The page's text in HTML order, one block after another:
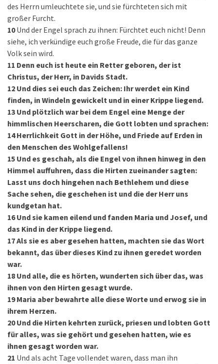
des Herrn umleuchtete sie, und sie fürchteten sich mit
großer Furcht.
10 Und der Engel sprach zu ihnen: Fürchtet euch nicht! Denn
siehe, ich verkündige euch große Freude, die für das ganze
Volk sein wird.
11 Denn euch ist heute ein Retter geboren, der ist
Christus, der Herr, in Davids Stadt.
12 Und dies sei euch das Zeichen: Ihr werdet ein Kind
finden, in Windeln gewickelt und in einer Krippe liegend.
13 Und plötzlich war bei dem Engel eine Menge der
himmlischen Heerscharen, die Gott lobten und sprachen:
14 Herrlichkeit Gott in der Höhe, und Friede auf Erden in
den Menschen des Wohlgefallens!
15 Und es geschah, als die Engel von ihnen hinweg in den
Himmel auffuhren, dass die Hirten zueinander sagten:
Lasst uns doch hingehen nach Bethlehem und diese
Sache sehen, die geschehen ist und die der Herr uns
kundgetan hat.
16 Und sie kamen eilend und fanden Maria und Josef, und
das Kind in der Krippe liegend.
17Als sie es aber gesehen hatten, machten sie das Wort
bekannt, das über dieses Kind zu ihnen geredet worden
war.
18 Und alle, die es hörten, wunderten sich über das, was
ihnen von den Hirten gesagt wurde.
19 Maria aber bewahrte alle diese Worte und erwog sie in
ihrem Herzen.
20 Und die Hirten kehrten zurück, priesen und lobten Gott
für alles, was sie gehört und gesehen hatten, wie es
ihnen gesagt worden war.
21 Und als acht Tage vollendet waren, dass man ihn